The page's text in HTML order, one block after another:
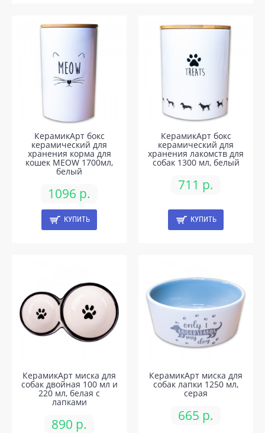
КерамикАрт бокс
керамический для
хранения корма для
кошек MEOW 1700мл,
белый
1096 р.
КУПИТЬ
КерамикАрт бокс
керамический для
хранения лакомств для
собак 1300 мл, белый
711 р.
КУПИТЬ
КерамикАрт миска для
собак двойная 100 мл и
220 мл, белая с
лапками
890 р.
КерамикАрт миска для
собак лапки 1250 мл,
серая
665 р.